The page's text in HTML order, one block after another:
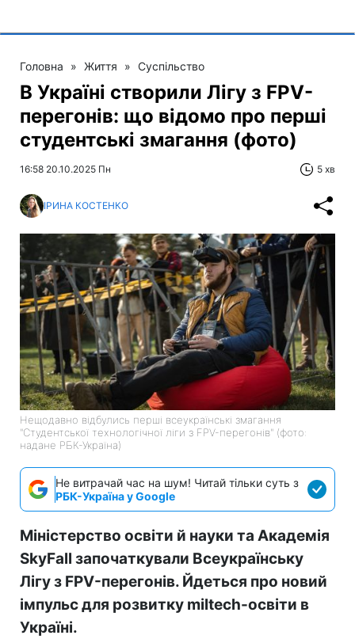
Головна » Життя » Суспільство
В Україні створили Лігу з FPV-
перегонів: що відомо про перші
студентські змагання (фото)
16:58 20.10.2025 Пн 5 хв
ІРИНА КОСТЕНКО
Нещодавно відбулись перші всеукраїнські змагання
"Студентської технологічної ліги з FPV-перегонів" (фото:
надане РБК-Україна)
Не витрачай час на шум! Читай тільки суть з
РБК-Україна у Google
Міністерство освіти й науки та Академія
SkyFall започаткували Всеукраїнську
Лігу з FPV-перегонів. Йдеться про новий
імпульс для розвитку miltech-освіти в
Україні.